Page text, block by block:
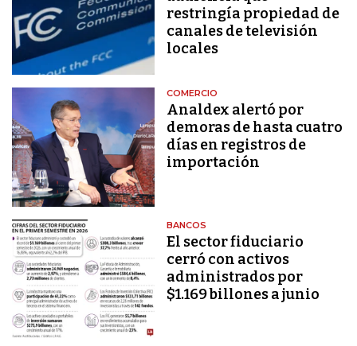
restringía propiedad de
canales de televisión
locales
COMERCIO
Analdex alertó por
demoras de hasta cuatro
días en registros de
importación
BANCOS
El sector fiduciario
cerró con activos
administrados por
$1.169 billones a junio